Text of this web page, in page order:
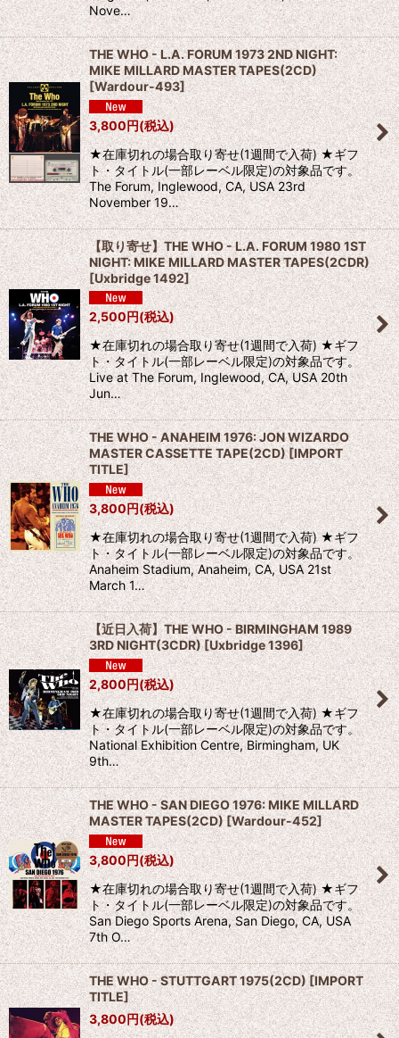
Nove…
THE WHO - L.A. FORUM 1973 2ND NIGHT:
MIKE MILLARD MASTER TAPES(2CD)
[Wardour-493]
3,800円(税込)
★在庫切れの場合取り寄せ(1週間で入荷) ★ギフ
ト・タイトル(一部レーベル限定)の対象品です。
The Forum, Inglewood, CA, USA 23rd
November 19…
【取り寄せ】THE WHO - L.A. FORUM 1980 1ST
NIGHT: MIKE MILLARD MASTER TAPES(2CDR)
[Uxbridge 1492]
2,500 円(税込)
★在庫切れの場合取り寄せ(1週間で入荷) ★ギフ
ト・タイトル(一部レーベル限定)の対象品です。
Live at The Forum, Inglewood, CA, USA 20th
Jun…
THE WHO - ANAHEIM 1976: JON WIZARDO
MASTER CASSETTE TAPE(2CD)[IMPORT
TITLE]
3,800円(税込)
★在庫切れの場合取り寄せ(1週間で入荷) ★ギフ
ト・タイトル(一部レーベル限定)の対象品です。
Anaheim Stadium, Anaheim, CA, USA 21st
March 1…
【近日入荷】THE WHO - BIRMINGHAM 1989
3RD NIGHT(3CDR)[Uxbridge 1396]
2,800円(税込)
★在庫切れの場合取り寄せ(1週間で入荷) ★ギフ
ト・タイトル(一部レーベル限定)の対象品です。
National Exhibition Centre, Birmingham, UK
9th…
THE WHO - SAN DIEGO 1976: MIKE MILLARD
MASTER TAPES(2CD) [Wardour-452]
3,800円(税込)
★在庫切れの場合取り寄せ(1週間で入荷) ★ギフ
ト・タイトル(一部レーベル限定)の対象品です。
San Diego Sports Arena, San Diego, CA, USA
7th O…
THE WHO - STUTTGART 1975(2CD) [IMPORT
TITLE]
3,800円(税込)